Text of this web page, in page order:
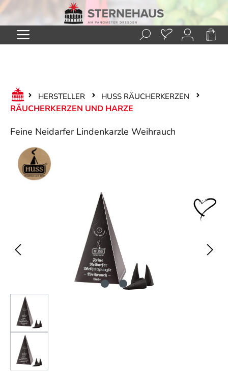
Zum Hauptinhalt springen
HERSTELLER HUSS RÄUCHERKERZEN
RÄUCHERKERZEN UND HARZE
Feine Neidarfer Lindenkarzle Weihrauch
Bildergalerie überspringen